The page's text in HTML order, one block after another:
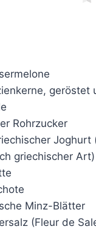
geröstet
Rohrzucker
Joghurt
griechischer Art)
Minz-Blätter
(Fleur de